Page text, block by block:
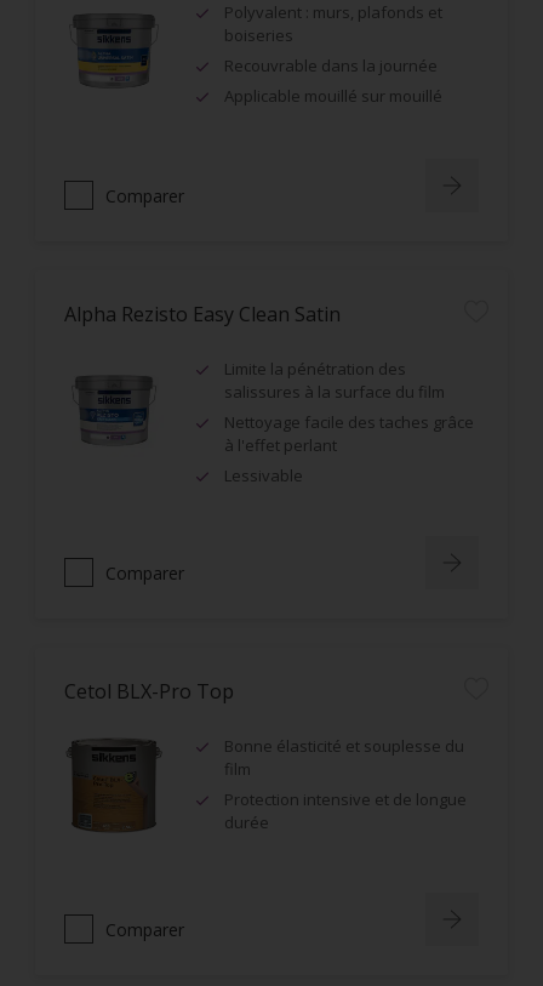
Polyvalent : murs, plafonds et
boiseries
Recouvrable dans la journée
Applicable mouillé sur mouillé
Comparer
Alpha Rezisto Easy Clean Satin
Limite la pénétration des
salissures à la surface du film
Nettoyage facile des taches grâce
à l'effet perlant
Lessivable
Comparer
Cetol BLX-Pro Top
Bonne élasticité et souplesse du
film
Protection intensive et de longue
durée
Comparer